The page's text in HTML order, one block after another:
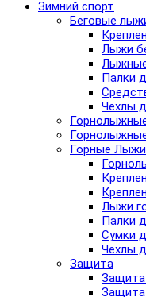
Зимний спорт
Беговые
Лыжи
Палки
Чехлы
Горные Лыжи
Лыжи
Палки
Сумки
Чехлы
Защита
Защита